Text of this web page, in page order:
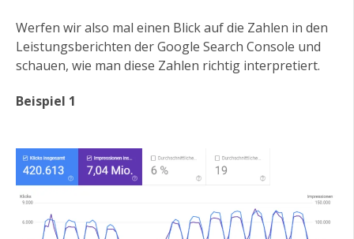
Werfen wir also mal einen Blick auf die Zahlen in den
Leistungsberichten der Google Search Console und
schauen, wie man diese Zahlen richtig interpretiert.
Beispiel 1